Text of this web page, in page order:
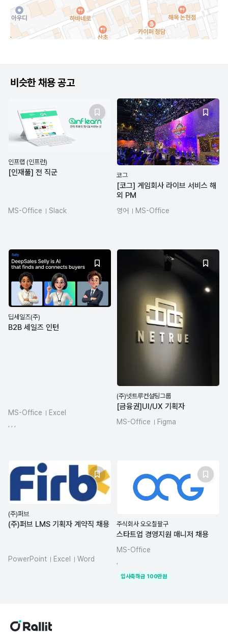
비슷한 채용 공고
인프랩 (인프런)
[인재풀] 전 직군
MS-Office Slack
코그
[코그] 게임회사 라이브 서비스 해
외 PM
영어 MS-Office
딥세일즈(주)
B2B 세일즈 인턴
MS-Office
Excel
(주)넷트루컨설팅그룹
[금융권]UI/UX 기획자
MS-Office Figma
(주)퍼브
(주)퍼브 LMS 기획자 계약직 채용
PowerPoint Excel
Word
주식회사 오오칠팔구
스타트업 경영지원 매니저 채용
MS-Office
입사축하금 100만원